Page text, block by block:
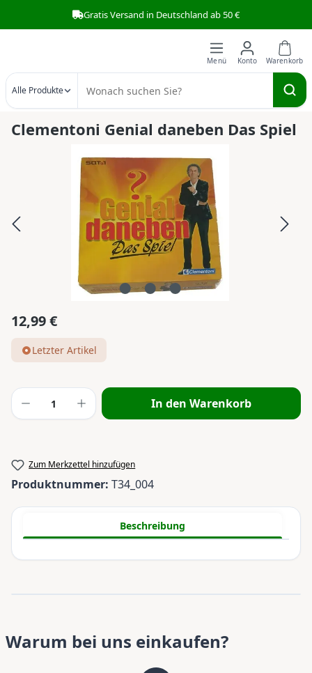
Zum Hauptinhalt springenGratis Versand in Deutschland ab 50 €
Alle Produkte
Clementoni Genial daneben Das Spiel
Regulärer Preis:
12,99 €
Letzter Artikel
Produkt Anzahl: Gib den gewünschten
In den Warenkorb
Zum Merkzettel hinzufügen
Produktnummer: T34_004
Beschreibung
Warum bei uns einkaufen?